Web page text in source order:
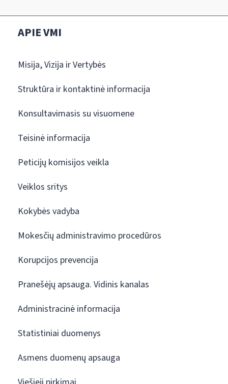
APIE VMI
Misija, Vizija ir Vertybės
Struktūra ir kontaktinė informacija
Konsultavimasis su visuomene
Teisinė informacija
Peticijų komisijos veikla
Veiklos sritys
Kokybės vadyba
Mokesčių administravimo procedūros
Korupcijos prevencija
Pranešėjų apsauga. Vidinis kanalas
Administracinė informacija
Statistiniai duomenys
Asmens duomenų apsauga